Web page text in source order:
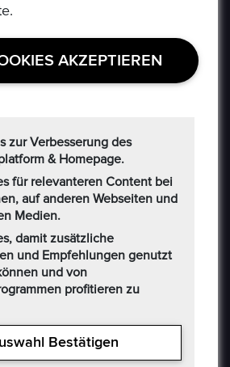
AKZEPTIEREN
zur Verbesserung des
& Homepage.
für relevanteren Content bei
auf anderen Webseiten und
Medien.
damit zusätzliche
und Empfehlungen genutzt
und von
profitieren zu
Bestätigen